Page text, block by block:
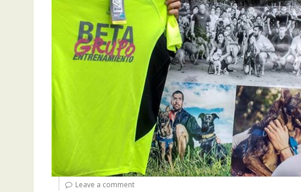
Leave a comment